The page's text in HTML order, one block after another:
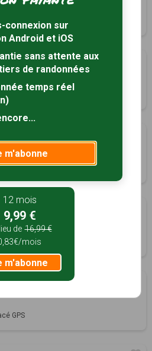
Somme (80)
GPS
GPS
GPS
connexion sur
Android et iOS
sans attente aux
de randonnées
temps réel
m'abonne
12 mois
9,99 €
de 16,99 €
mois
m'abonne